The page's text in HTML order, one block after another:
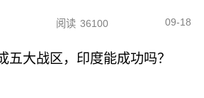
阅读 36100 09-18
五大战区，印度能成功吗？